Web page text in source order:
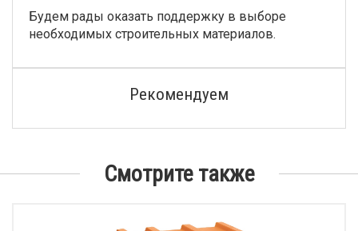
Будем рады оказать поддержку в выборе
необходимых строительных материалов.
Рекомендуем
Смотрите также